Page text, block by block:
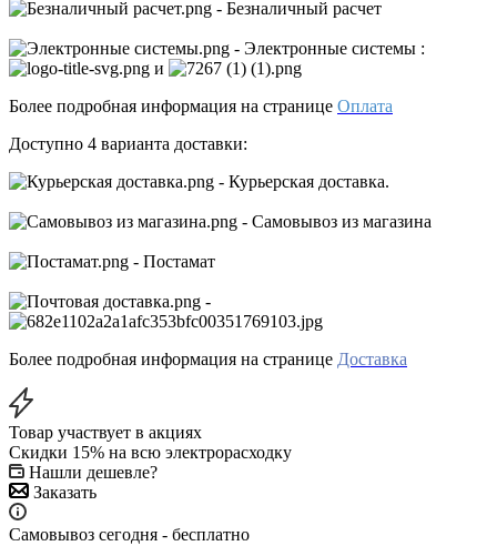
- Безналичный расчет
- Электронные системы :
и
Более подробная информация на странице Оплата
Доступно 4 варианта доставки:
- Курьерская доставка.
- Самовывоз из магазина
- Постамат
-
Более подробная информация на странице Доставка
Товар участвует в акциях
Скидки 15% на всю электрорасходку
Нашли дешевле?
Заказать
Самовывоз сегодня - бесплатно